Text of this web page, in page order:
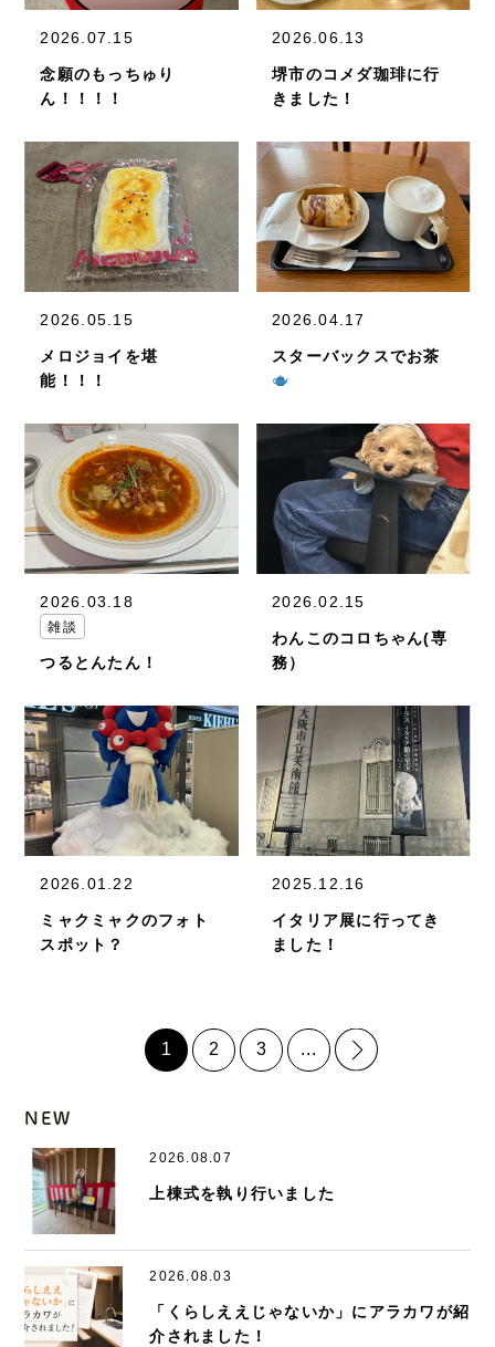
2026.07.15
念願のもっちゅり
ん！！！！
2026.06.13
堺市のコメダ珈琲に行
きました！
2026.05.15
メロジョイを堪
能！！！
2026.04.17
スターバックスでお茶
2026.03.18
雑談
つるとんたん！
2026.02.15
わんこのコロちゃん(専
務）
2026.01.22
ミャクミャクのフォト
スポット？
2025.12.16
イタリア展に行ってき
ました！
1 2 3 ...
NEW
2026.08.07
上棟式を執り行いました
2026.08.03
「くらしええじゃないか」にアラカワが紹
介されました！